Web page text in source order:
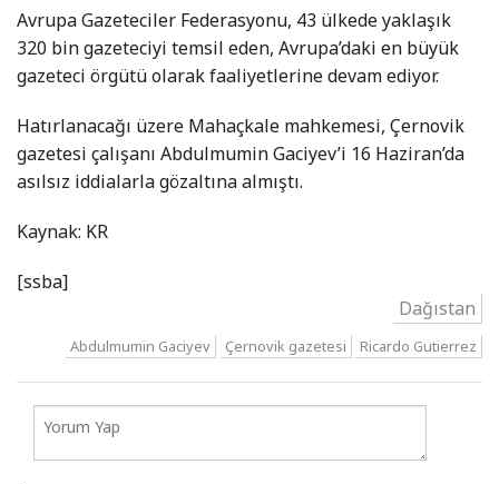
Avrupa Gazeteciler Federasyonu, 43 ülkede yaklaşık
320 bin gazeteciyi temsil eden, Avrupa’daki en büyük
gazeteci örgütü olarak faaliyetlerine devam ediyor.
Hatırlanacağı üzere Mahaçkale mahkemesi, Çernovik
gazetesi çalışanı Abdulmumin Gaciyev’i 16 Haziran’da
asılsız iddialarla gözaltına almıştı.
Kaynak: KR
[ssba]
Dağıstan
Abdulmumin Gaciyev Çernovik gazetesi Ricardo Gutierrez